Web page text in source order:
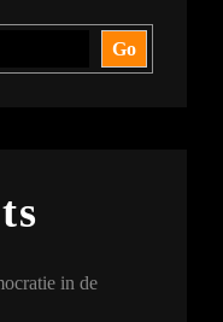
Go
in de